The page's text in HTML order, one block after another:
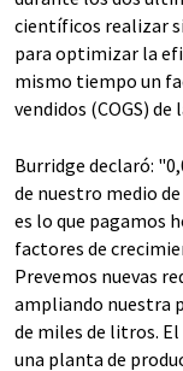
científicos realizar
para optimizar la
mismo tiempo un
vendidos (COGS)
Burridge declaró:
de nuestro medio
es lo que pagamos
factores de
Prevemos nuevas
ampliando nuestra
de miles de litros.
una planta de